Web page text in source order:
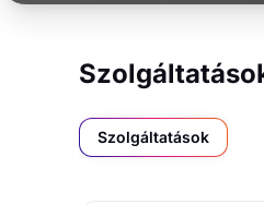
Szolgáltatások